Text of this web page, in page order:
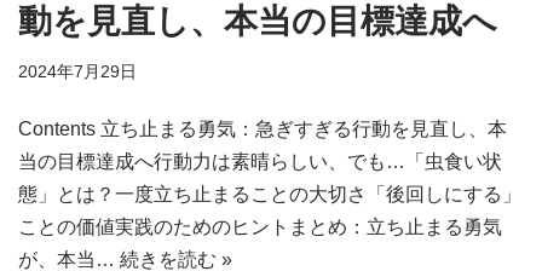
動を見直し、本当の目標達成へ
2024年7月29日
Contents 立ち止まる勇気：急ぎすぎる行動を見直し、本
当の目標達成へ行動力は素晴らしい、でも…「虫食い状
態」とは？一度立ち止まることの大切さ「後回しにする」
ことの価値実践のためのヒントまとめ：立ち止まる勇気
が、本当… 続きを読む »